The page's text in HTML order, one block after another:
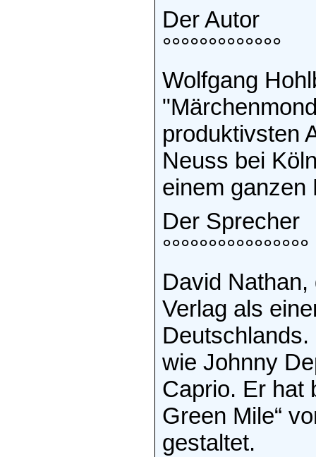
Der Autor
°°°°°°°°°°°°°
Wolfgang
produktivsten
Neuss bei
einem ganzen
Der Sprecher
°°°°°°°°°°°°°°°°
David
Verlag als
wie Johnny
Caprio. Er hat
Green Mile“
gestaltet.